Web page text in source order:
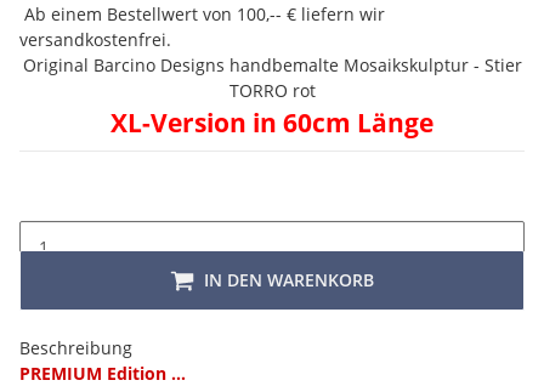
Ab einem Bestellwert von 100,-- € liefern wir
versandkostenfrei.
Original Barcino Designs handbemalte Mosaikskulptur - Stier
TORRO rot
XL-Version in 60cm Länge
IN DEN WARENKORB
Beschreibung
PREMIUM Edition ...